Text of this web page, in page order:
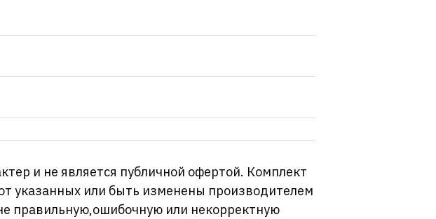
и не является публичной офертой. Комплект
указанных или быть изменены производителем
правильную,ошибочную или некорректную